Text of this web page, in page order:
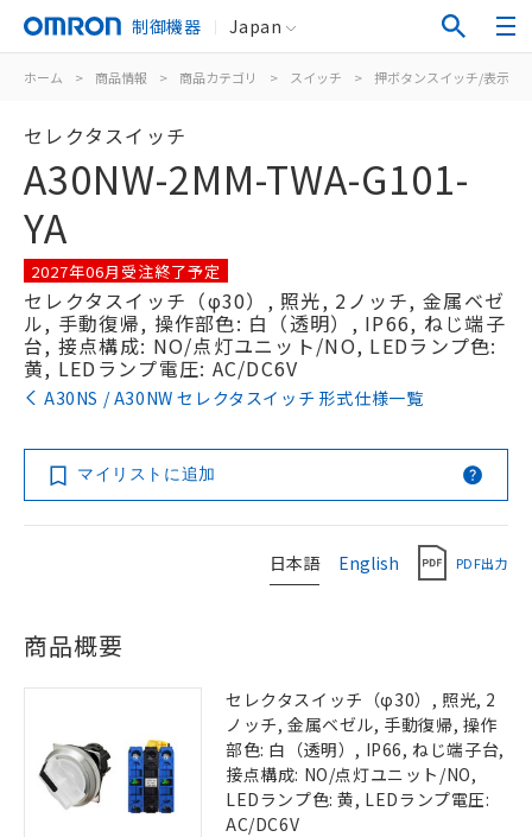
制御機器 Japan
ホーム > 商品情報 > 商品カテゴリ > スイッチ > 押ボタンスイッチ/表示灯
セレクタスイッチ
A30NW-2MM-TWA-G101-
YA
2027年06月受注終了予定
セレクタスイッチ（φ30）, 照光, 2ノッチ, 金属ベゼ
ル, 手動復帰, 操作部色: 白（透明）, IP66, ねじ端子
台, 接点構成: NO/点灯ユニット/NO, LEDランプ色:
黄, LEDランプ電圧: AC/DC6V
A30NS / A30NW セレクタスイッチ 形式仕様一覧
マイリストに追加
日本語 English PDF出力
商品概要
セレクタスイッチ（φ30）, 照光, 2
ノッチ, 金属ベゼル, 手動復帰, 操作
部色: 白（透明）, IP66, ねじ端子台,
接点構成: NO/点灯ユニット/NO,
LEDランプ色: 黄, LEDランプ電圧:
AC/DC6V